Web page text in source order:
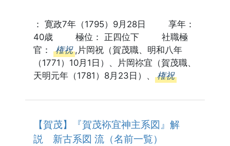
： 寛政7年（1795）9月28日 享年：
40歳 極位： 正四位下 社職極
官： 権祝 ,片岡祝（賀茂職、明和八年
（1771）10月1日）、片岡祢宜（賀茂職、
天明元年（1781）8月23日）、 権祝
【賀茂】『賀茂袮宜神主系図』解
説 新古系図 流（名前一覧）